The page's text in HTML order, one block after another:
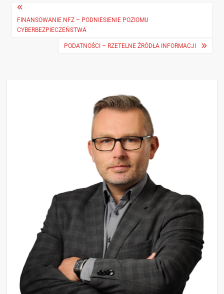
FINANSOWANIE NFZ – PODNIESIENIE POZIOMU
CYBERBEZPIECZEŃSTWA
PODATNOŚCI – RZETELNE ŹRÓDŁA INFORMACJI